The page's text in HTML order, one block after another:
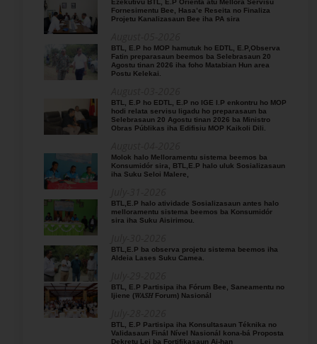
Ezekutivu BTL, E.P Orienta atu Mellora Servisu
Fornesimentu Bee, Hasa’e Reseita no Finaliza
Projetu Kanalizasaun Bee iha PA sira
BTL, E.P ho MOP hamutuk ho EDTL, E.P,Observa
Fatin preparasaun beemos ba Selebrasaun 20
Agostu tinan 2026 iha foho Matabian Hun area
Postu Kelekai.
BTL, E.P ho EDTL, E.P no IGE I.P enkontru ho MOP
hodi relata servisu ligadu ho preparasaun ba
Selebrasaun 20 Agostu tinan 2026 ba Ministro
Obras Públikas iha Edifisiu MOP Kaikoli Dili.
Molok halo Melloramentu sistema beemos ba
Konsumidór sira, BTL,E.P halo uluk Sosializasaun
iha Suku Seloi Malere,
BTL,E.P halo atividade Sosializasaun antes halo
melloramentu sistema beemos ba Konsumidór
sira iha Suku Aisirimou.
BTL,E.P ba observa projetu sistema beemos iha
Aldeia Lases Suku Camea.
BTL, E.P Partisipa iha Fórum Bee, Saneamentu no
Ijiene (𝑊𝐴𝑆𝐻 Forum) Nasionál
BTL, E.P Partisipa iha Konsultasaun Téknika no
Validasaun Finál Nível Nasionál kona-bá Proposta
Dekretu Lei ba Fortifikasaun Ai-han